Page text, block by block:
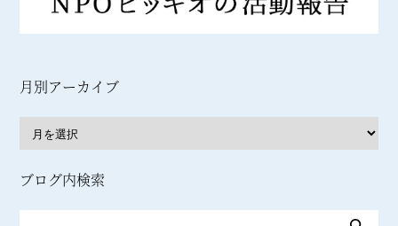
月別アーカイブ
ブログ内検索